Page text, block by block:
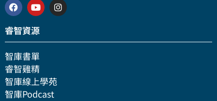
睿智資源
智庫書單
睿智雞精
智庫線上學苑
智庫Podcast